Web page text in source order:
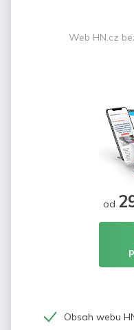
Web HN.cz
od
Obsah webu